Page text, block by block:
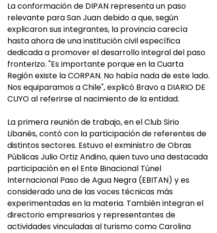
La conformación de DIPAN representa un paso
relevante para San Juan debido a que, según
explicaron sus integrantes, la provincia carecía
hasta ahora de una institución civil específica
dedicada a promover el desarrollo integral del paso
fronterizo. "Es importante porque en la Cuarta
Región existe la CORPAN. No había nada de este lado.
Nos equiparamos a Chile", explicó Bravo a DIARIO DE
CUYO al referirse al nacimiento de la entidad.
La primera reunión de trabajo, en el Club Sirio
Libanés, contó con la participación de referentes de
distintos sectores. Estuvo el exministro de Obras
Públicas Julio Ortiz Andino, quien tuvo una destacada
participación en el Ente Binacional Túnel
Internacional Paso de Agua Negra (EBITAN) y es
considerado una de las voces técnicas más
experimentadas en la materia. También integran el
directorio empresarios y representantes de
actividades vinculadas al turismo como Carolina